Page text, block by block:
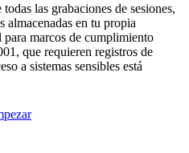
las grabaciones de sesiones,
almacenadas en tu propia
marcos de cumplimiento
que requieren registros de
a sistemas sensibles está